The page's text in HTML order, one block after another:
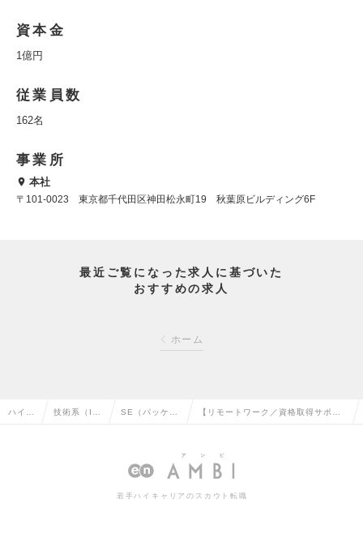
資本金
1億円
従業員数
162名
事業所
本社
〒101-0023 東京都千代田区神田松永町19 秋葉原ビルディング6F
最近ご覧になった求人に基づいた
おすすめの求人
ホーム
ハイク 技術系（I SE（パッケー
ェア系）の転
【リモートワーク／資格取得サポー
計開発 SAP研修充実の求人情報
若手ハイキャリアのスカウト転職